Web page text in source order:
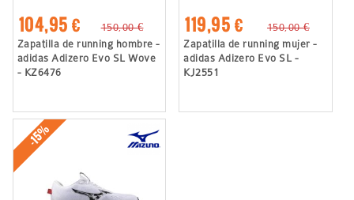
104,95 €
150,00 €
Zapatilla de running hombre -
adidas Adizero Evo SL Wove
- KZ6476
119,95 €
150,00 €
Zapatilla de running mujer -
adidas Adizero Evo SL -
KJ2551
-15%